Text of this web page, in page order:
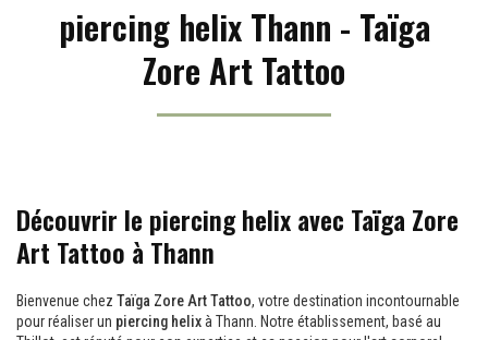
piercing helix Thann - Taïga
Zore Art Tattoo
Découvrir le piercing helix avec Taïga Zore
Art Tattoo à Thann
Bienvenue chez Taïga Zore Art Tattoo, votre destination incontournable
pour réaliser un piercing helixà Thann. Notre établissement, basé au